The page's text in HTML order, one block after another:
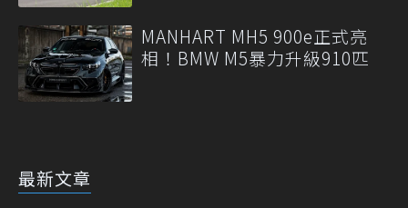
MANHART MH5 900e正式亮
相！BMW M5暴力升級910匹
最新文章